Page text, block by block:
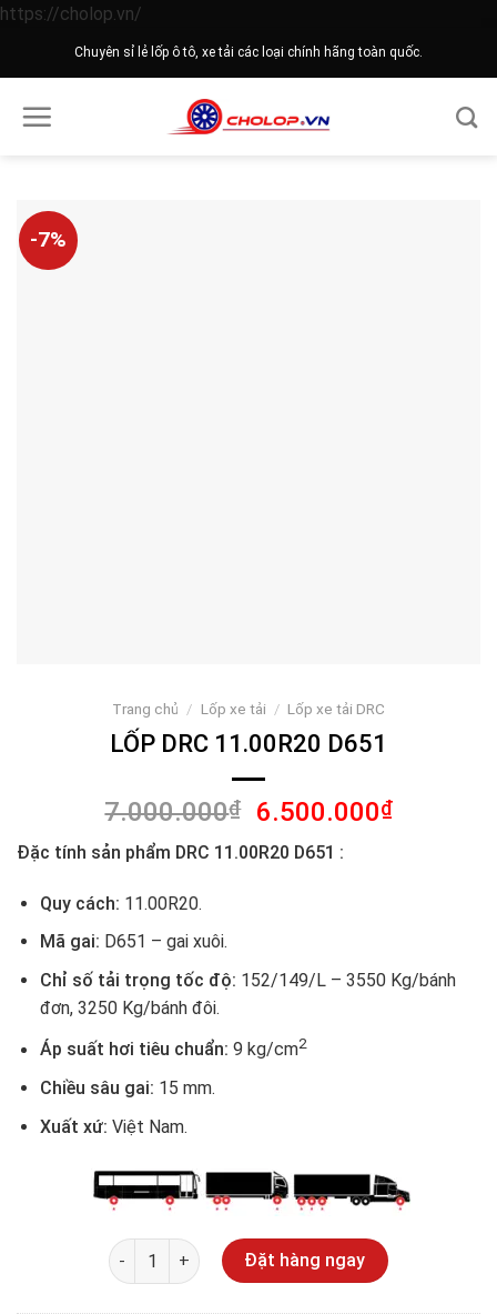
https://cholop.vn/
to
Chuyên sỉ lẻ lốp ô tô, xe tải các loại chính hãng toàn quốc.
-7%
Trang chủ / Lốp xe tải / Lốp xe tải DRC
LỐP DRC 11.00R20 D651
7.000.000₫
Giá
gốc
là:
6.500.000₫Giá
Đặc tính sản phẩm DRC 11.00R20 D651 :
Quy cách: 11.00R20.
Mã gai: D651 – gai xuôi.
Chỉ số tải trọng tốc độ: 152/149/L– 3550 Kg/bánh
đơn, 3250 Kg/bánh đôi.
Áp suất hơi tiêu chuẩn: 9 kg/cm2
Chiều sâu gai: 15 mm.
Xuất xứ: Việt Nam.
Số lượng Đặt hàng ngay